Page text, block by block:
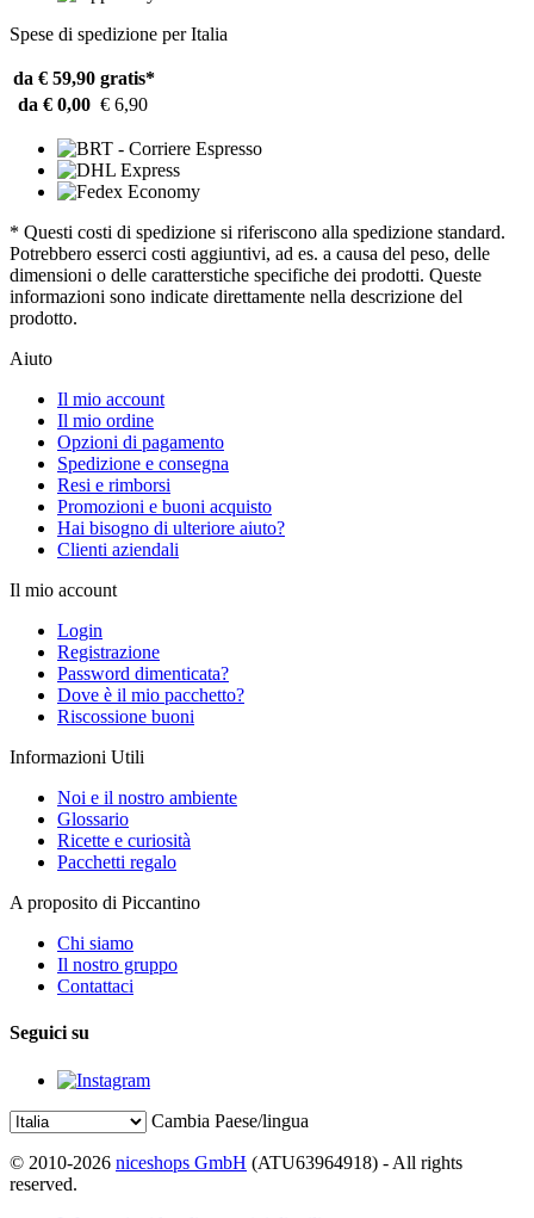
Spese di spedizione per Italia
da € 59,90 gratis*
da € 0,00 € 6,90
* Questi costi di spedizione si riferiscono alla spedizione standard.
Potrebbero esserci costi aggiuntivi, ad es. a causa del peso, delle
dimensioni o delle caratterstiche specifiche dei prodotti. Queste
informazioni sono indicate direttamente nella descrizione del
prodotto.
Aiuto
Il mio account
Il mio ordine
Opzioni di pagamento
Spedizione e consegna
Resi e rimborsi
Promozioni e buoni acquisto
Hai bisogno di ulteriore aiuto?
Clienti aziendali
Il mio account
Login
Registrazione
Password dimenticata?
Dove è il mio pacchetto?
Riscossione buoni
Informazioni Utili
Noi e il nostro ambiente
Glossario
Ricette e curiosità
Pacchetti regalo
A proposito di Piccantino
Chi siamo
Il nostro gruppo
Contattaci
Seguici su
Cambia Paese/lingua
© 2010-2026 niceshops GmbH (ATU63964918) - All rights
reserved.